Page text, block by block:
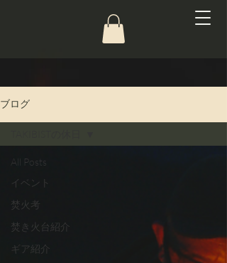
ブログ
All Posts
イベント
焚火考
焚き火台紹介
ギア紹介